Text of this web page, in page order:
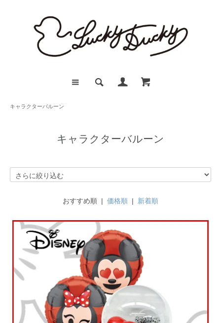
キャラクターバルーン
キャラクターバルーン
おすすめ順 | 価格順 | 新着順